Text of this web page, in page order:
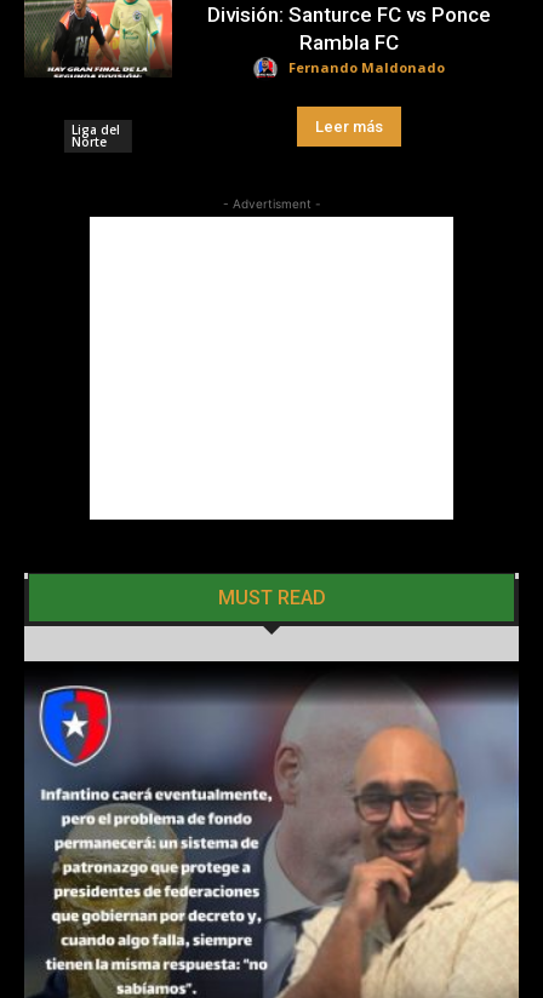
Liga del
Norte
División: Santurce FC vs Ponce
Rambla FC
Fernando Maldonado
Leer más
- Advertisment -
MUST READ